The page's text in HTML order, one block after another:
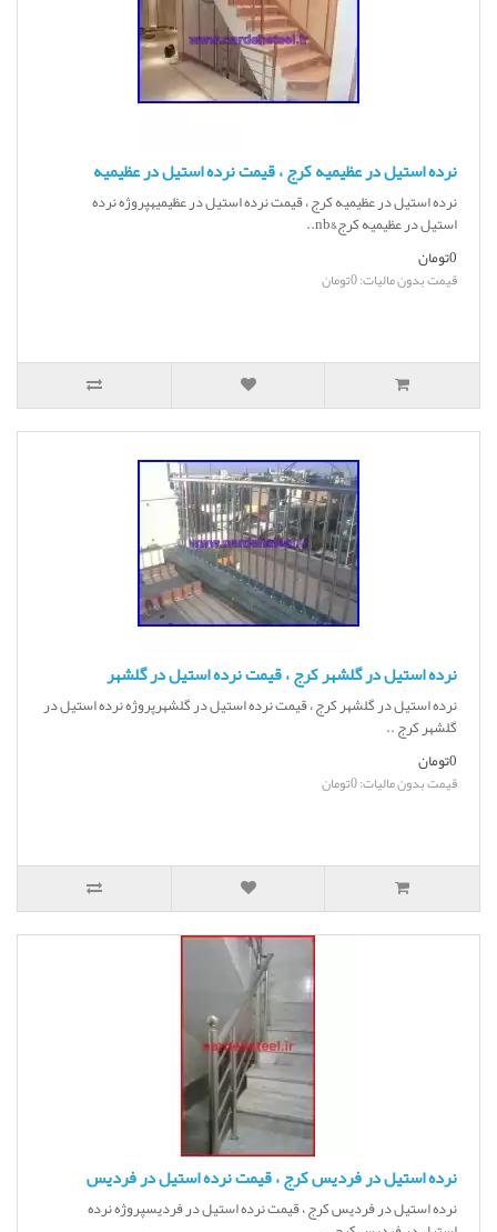
نرده استیل در عظیمیه کرج ، قیمت نرده استیل در عظیمیه
نرده استیل در عظیمیه کرج ، قیمت نرده استیل در عظیمیهپروژه نرده
استیل در عظیمیه کرج&nb..
0تومان
قیمت بدون مالیات: 0تومان
نرده استیل در گلشهر کرج ، قیمت نرده استیل در گلشهر
نرده استیل در گلشهر کرج ، قیمت نرده استیل در گلشهرپروژه نرده استیل در
گلشهر کرج ..
0تومان
قیمت بدون مالیات: 0تومان
نرده استیل در فردیس کرج ، قیمت نرده استیل در فردیس
نرده استیل در فردیس کرج ، قیمت نرده استیل در فردیسپروژه نرده